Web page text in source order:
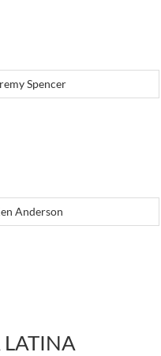
Spencer
Anderson